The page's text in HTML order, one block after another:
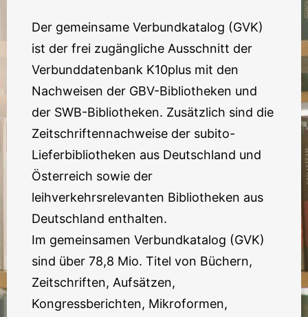
Der gemeinsame Verbundkatalog (GVK)
ist der frei zugängliche Ausschnitt der
Verbunddatenbank K10plus mit den
Nachweisen der GBV-Bibliotheken und
der SWB-Bibliotheken. Zusätzlich sind die
Zeitschriftennachweise der subito-
Lieferbibliotheken aus Deutschland und
Österreich sowie der
leihverkehrsrelevanten Bibliotheken aus
Deutschland enthalten.
Im gemeinsamen Verbundkatalog (GVK)
sind über 78,8 Mio. Titel von Büchern,
Zeitschriften, Aufsätzen,
Kongressberichten, Mikroformen,